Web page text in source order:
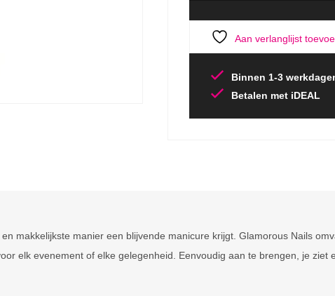
Aan verlanglijst
Binnen 1-3
Betalen met iDEAL
makkelijkste manier een blijvende manicure krijgt. Glamorous Nails
elk evenement of elke gelegenheid. Eenvoudig aan te brengen, je ziet